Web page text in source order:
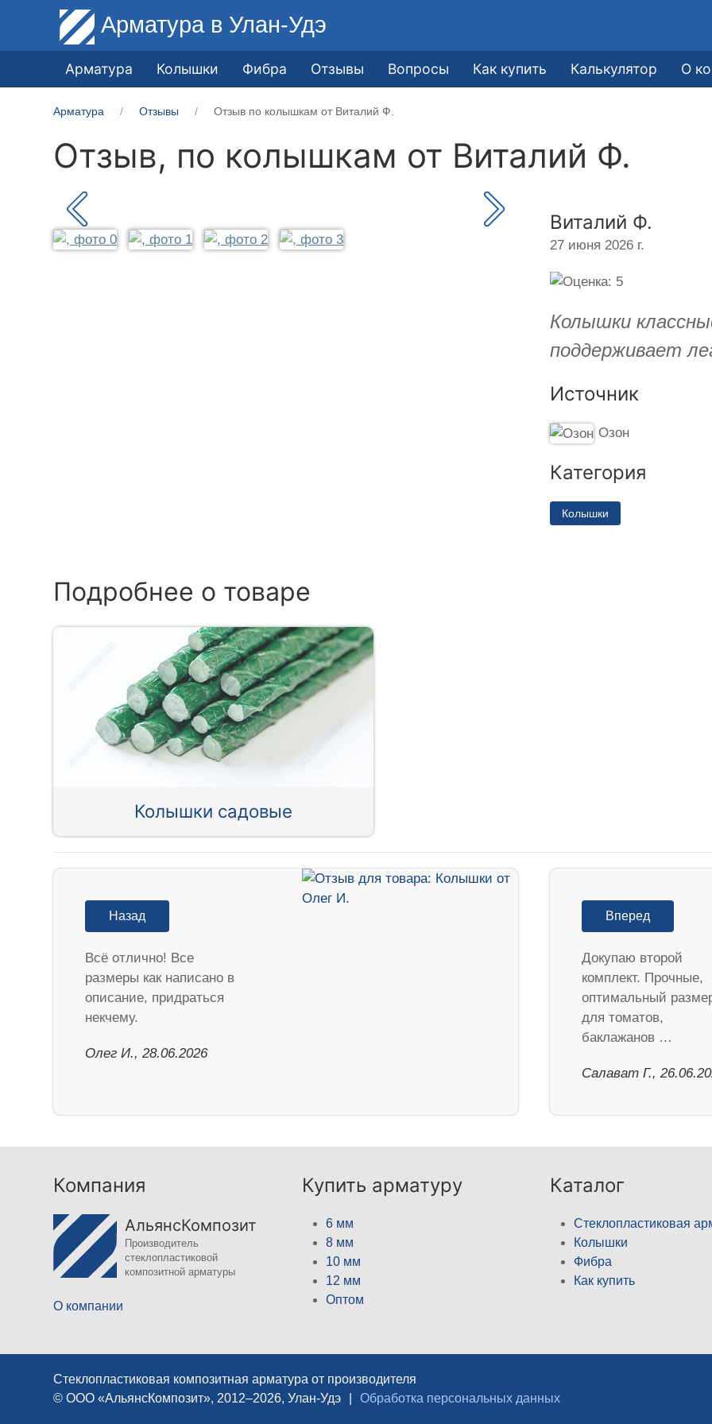
Арматура в Улан-Удэ
Арматура Колышки Фибра Отзывы Вопросы Как купить Калькулятор О
Арматура Отзывы Отзыв по колышкам от Виталий Ф.
Отзыв, по колышкам от Виталий Ф.
Виталий Ф.
27 июня 2026 г.
Колышки
поддерживает
Источник
Озон
Категория
Колышки
Подробнее о товаре
Колышки садовые
Назад
Всё отлично! Все
размеры как написано в
описание, придраться
некчему.
Олег И., 28.06.2026
Вперед
Докупаю второй
комплект. Прочные,
оптимальный
для томатов,
баклажанов …
Салават Г.,
Компания
АльянсКомпозит
Производитель
стеклопластиковой
композитной арматуры
О компании
Купить арматуру
6 мм
8 мм
10 мм
12 мм
Оптом
Каталог
Стеклопластиковая
Колышки
Фибра
Как купить
Стеклопластиковая композитная арматура от производителя
© ООО «АльянсКомпозит», 2012–2026, Улан-Удэ
Обработка персональных данных